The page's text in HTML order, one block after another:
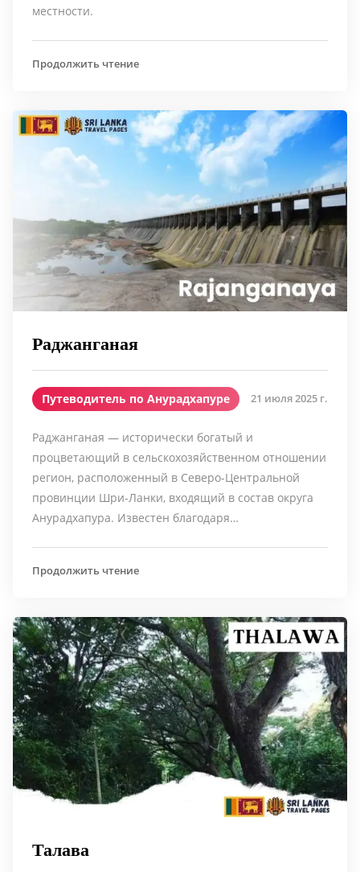
местности.
Продолжить чтение
Раджанганая
Путеводитель по Анурадхапуре 21 июля 2025 г.
Раджанганая — исторически богатый и
процветающий в сельскохозяйственном отношении
регион, расположенный в Северо-Центральной
провинции Шри-Ланки, входящий в состав округа
Анурадхапура. Известен благодаря…
Продолжить чтение
Талава